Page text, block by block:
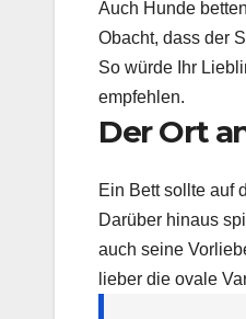
Auch Hunde
Obacht, dass der
So würde Ihr
empfehlen.
Der Ort
Ein Bett sollte auf
Darüber hinaus
auch seine
lieber die ovale